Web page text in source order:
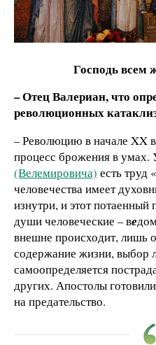
Господь всем
– Отец Валериан, что
революционных
– Революцию в начале XX
процесс брожения в умах.
(Велемировича) есть труд
человечества имеет
изнутри, и этот потаенный
души человеческие – ве
внешне происходит, лишь
содержание жизни, выбор
самоопределяется
других. Апостолы
на предательство.